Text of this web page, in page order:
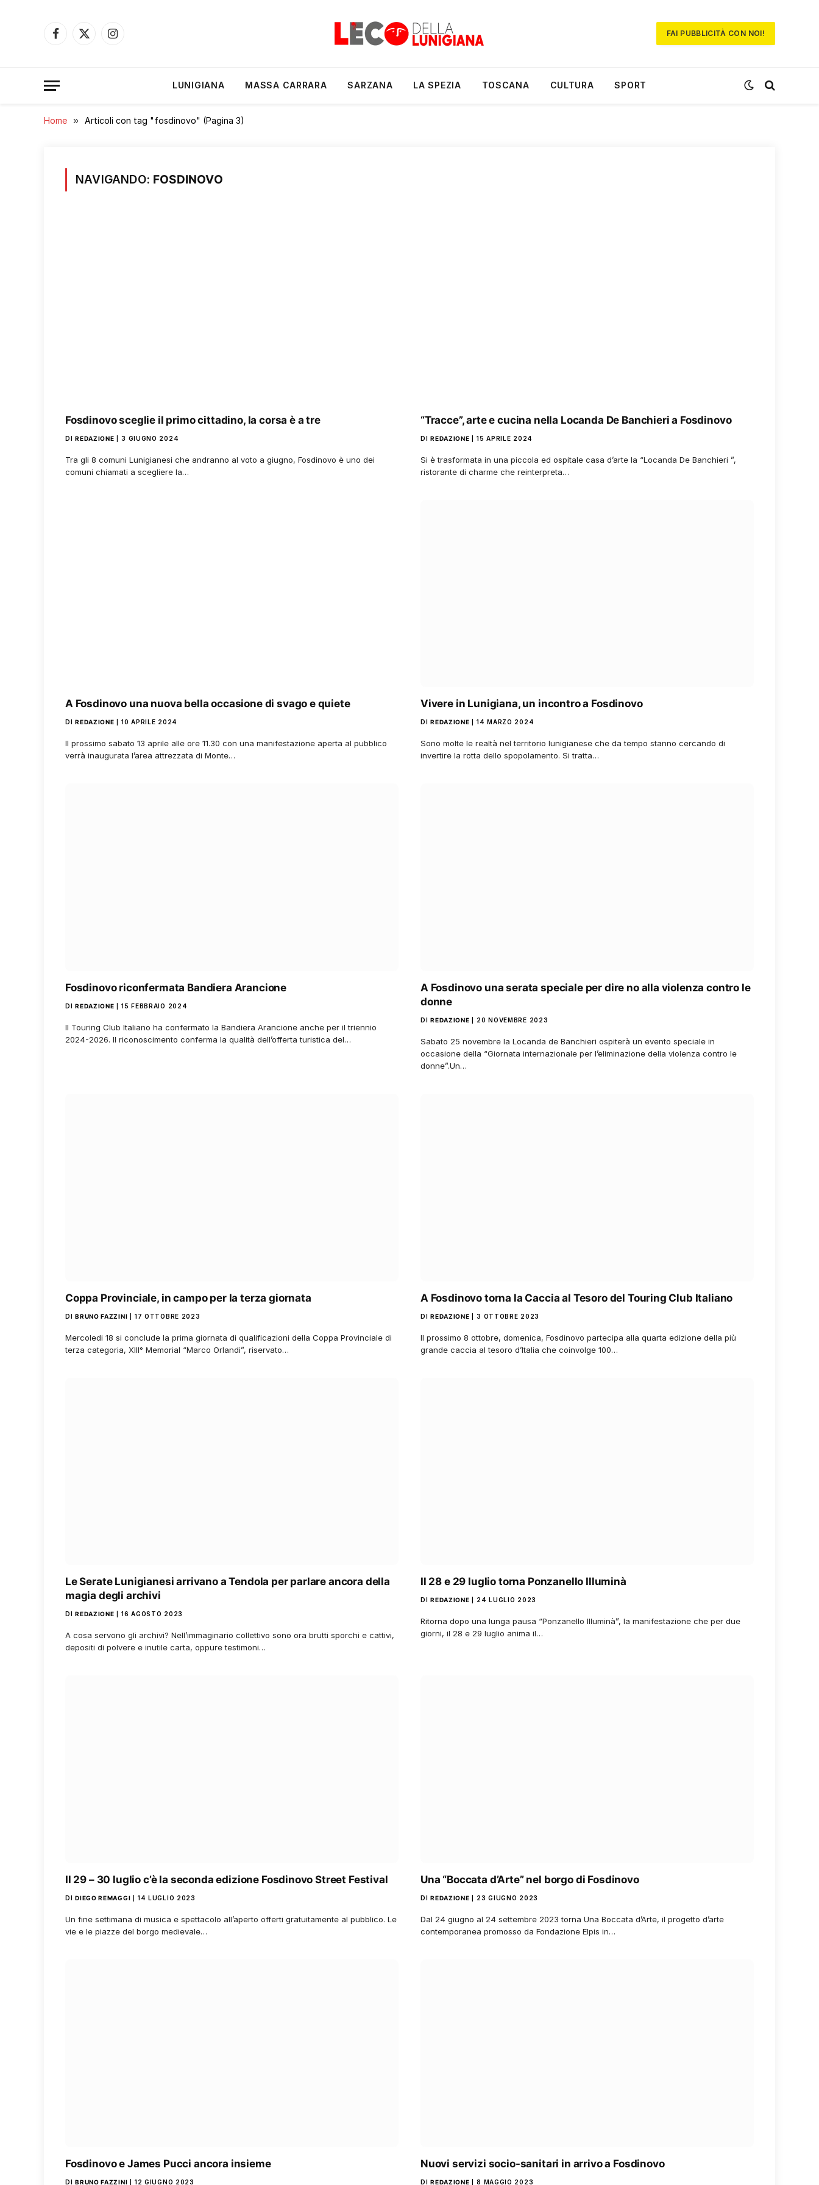
Facebook
X
Instagram
FAI PUBBLICITÀ CON NOI!
LUNIGIANA MASSA CARRARA SARZANA LA SPEZIA TOSCANA CULTURA SPORT
Home » Articoli con tag "fosdinovo" (Pagina 3)
NAVIGANDO: FOSDINOVO
Fosdinovo sceglie il primo cittadino, la corsa è a tre
DI REDAZIONE 3 GIUGNO 2024
Tra gli 8 comuni Lunigianesi che andranno al voto a giugno, Fosdinovo è uno dei
comuni chiamati a scegliere la…
“Tracce”, arte e cucina nella Locanda De Banchieri a Fosdinovo
DI REDAZIONE 15 APRILE 2024
Si è trasformata in una piccola ed ospitale casa d’arte la “Locanda De Banchieri ”,
ristorante di charme che reinterpreta…
A Fosdinovo una nuova bella occasione di svago e quiete
DI REDAZIONE 10 APRILE 2024
Il prossimo sabato 13 aprile alle ore 11.30 con una manifestazione aperta al pubblico
verrà inaugurata l’area attrezzata di Monte…
Vivere in Lunigiana, un incontro a Fosdinovo
DI REDAZIONE 14 MARZO 2024
Sono molte le realtà nel territorio lunigianese che da tempo stanno cercando di
invertire la rotta dello spopolamento. Si tratta…
Fosdinovo riconfermata Bandiera Arancione
DI REDAZIONE 15 FEBBRAIO 2024
Il Touring Club Italiano ha confermato la Bandiera Arancione anche per il triennio
2024-2026. Il riconoscimento conferma la qualità dell’offerta turistica del…
A Fosdinovo una serata speciale per dire no alla violenza contro le
donne
DI REDAZIONE 20 NOVEMBRE 2023
Sabato 25 novembre la Locanda de Banchieri ospiterà un evento speciale in
occasione della “Giornata internazionale per l’eliminazione della violenza contro le
donne”.Un…
Coppa Provinciale, in campo per la terza giornata
DI BRUNO FAZZINI 17 OTTOBRE 2023
Mercoledi 18 si conclude la prima giornata di qualificazioni della Coppa Provinciale di
terza categoria, XIII° Memorial “Marco Orlandi”, riservato…
A Fosdinovo torna la Caccia al Tesoro del Touring Club Italiano
DI REDAZIONE 3 OTTOBRE 2023
Il prossimo 8 ottobre, domenica, Fosdinovo partecipa alla quarta edizione della più
grande caccia al tesoro d’Italia che coinvolge 100…
Le Serate Lunigianesi arrivano a Tendola per parlare ancora della
magia degli archivi
DI REDAZIONE 16 AGOSTO 2023
A cosa servono gli archivi? Nell’immaginario collettivo sono ora brutti sporchi e cattivi,
depositi di polvere e inutile carta, oppure testimoni…
Il 28 e 29 luglio torna Ponzanello Illuminà
DI REDAZIONE 24 LUGLIO 2023
Ritorna dopo una lunga pausa “Ponzanello Illuminà”, la manifestazione che per due
giorni, il 28 e 29 luglio anima il…
Il 29 – 30 luglio c’è la seconda edizione Fosdinovo Street Festival
DI DIEGO REMAGGI 14 LUGLIO 2023
Un fine settimana di musica e spettacolo all’aperto offerti gratuitamente al pubblico. Le
vie e le piazze del borgo medievale…
Una “Boccata d’Arte” nel borgo di Fosdinovo
DI REDAZIONE 23 GIUGNO 2023
Dal 24 giugno al 24 settembre 2023 torna Una Boccata d’Arte, il progetto d’arte
contemporanea promosso da Fondazione Elpis in…
Fosdinovo e James Pucci ancora insieme
DI BRUNO FAZZINI 12 GIUGNO 2023
Nuovi servizi socio-sanitari in arrivo a Fosdinovo
DI REDAZIONE 8 MAGGIO 2023